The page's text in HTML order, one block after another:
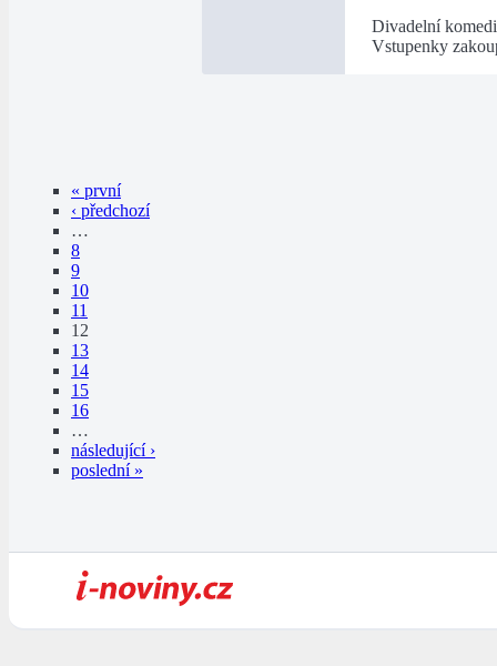
Divadelní
Vstupenky
« první
‹ předchozí
…
8
9
10
11
12
13
14
15
16
…
následující ›
poslední »